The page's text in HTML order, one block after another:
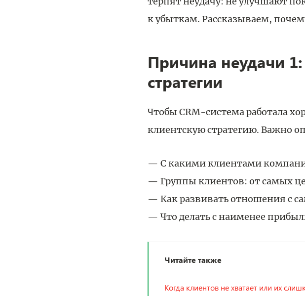
к убыткам. Рассказываем,
Причина неудачи 1:
стратегии
Чтобы CRM-система работала
клиентскую стратегию. Важно
С какими клиентами
Группы клиентов: от самых
Как развивать отношения с
Что делать с наименее
Читайте также
Когда клиентов не хватает или их